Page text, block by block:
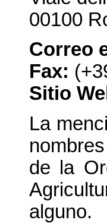
00100
Correo
Fax:
Sitio
La
de la
alguno.